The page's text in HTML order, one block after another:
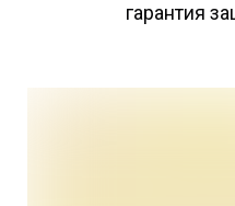
гарантия